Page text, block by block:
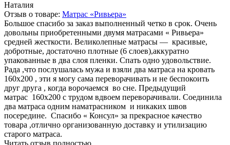
Наталия
Отзыв о товаре: Матрас «Ривьера»
Большое спасибо за заказ выполненный четко в срок. Очень
довольны приобретенными двумя матрасами « Ривьера»
средней жесткости. Великолепные матрасы — красивые,
добротные, достаточно плотные (6 слоев),аккуратно
упакованные в два слоя пленки. Спать одно удовольствие.
Рада ,что послушалась мужа и взяли два матраса на кровать
160х200 , эти я могу сама переворачивать и не беспокоить
друг друга , когда ворочаемся во сне. Предыдущий
матрас 160х200 с трудом вдвоем переворачивали. Соединила
два матраса одним наматрасником и никаких швов
посередине. Спасибо « Консул» за прекрасное качество
товара ,отлично организованную доставку и утилизацию
старого матраса.